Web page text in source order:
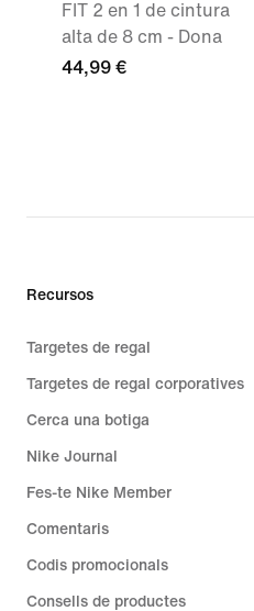
FIT 2 en 1 de cintura
alta de 8 cm - Dona
44,99 €
Recursos
Targetes de regal
Targetes de regal corporatives
Cerca una botiga
Nike Journal
Fes-te Nike Member
Comentaris
Codis promocionals
Consells de productes